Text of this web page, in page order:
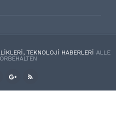
TEKNOLOJI HABERLERI ALLE